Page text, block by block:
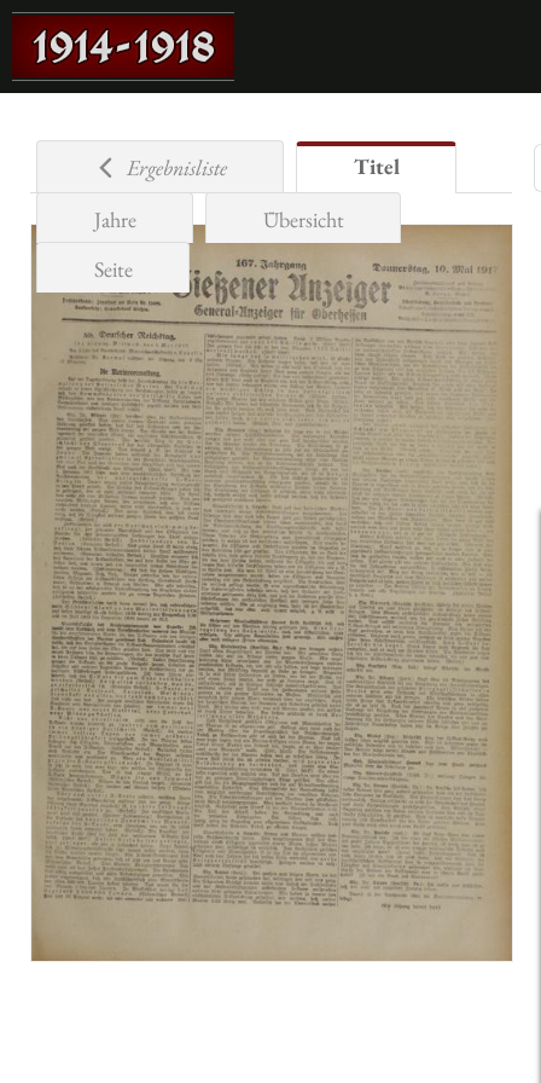
Ergebnisliste
Titel
Jahre
Übersicht
Seite